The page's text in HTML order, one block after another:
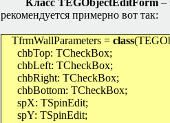
Класс TEGObjectEditForm –
рекомендуется примерно вот так:
TfrmWallParameters =class
chbTop: TCheckBox;
chbLeft: TCheckBox;
chbRight: TCheckBox;
chbBottom: TCheckBox;
spX: TSpinEdit;
spY: TSpinEdit;